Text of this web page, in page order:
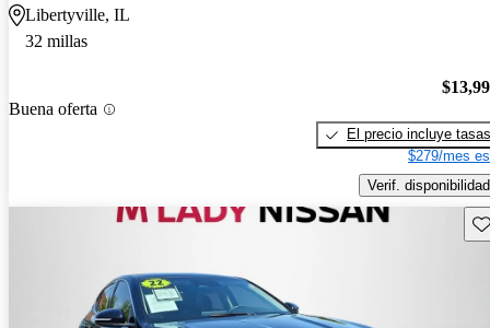
Libertyville, IL
32 millas
Buena oferta
El precio incluye tasas
$279/mes
Verif. disponibilidad